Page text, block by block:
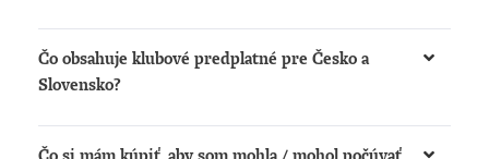
Získate možnosť:
čítať články nawww.denikn.cza
www.dennikn.sk
Čo obsahuje klubové predplatné pre Česko a
Slovensko?
Získate: